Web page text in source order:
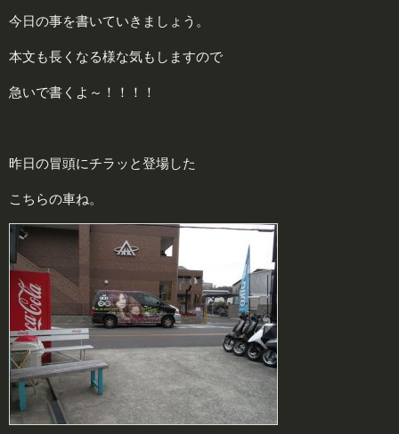
今日の事を書いていきましょう。
本文も長くなる様な気もしますので
急いで書くよ～！！！！
昨日の冒頭にチラッと登場した
こちらの車ね。